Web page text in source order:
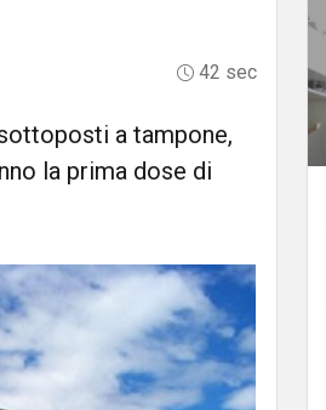
42 sec
a tampone,
la prima dose di